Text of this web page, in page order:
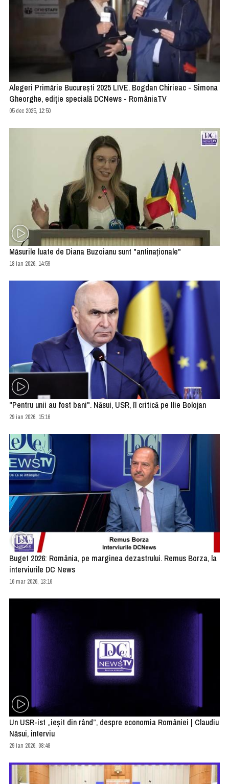
Alegeri Primărie București 2025 LIVE. Bogdan Chirieac - Simona
Gheorghe, ediție specială DCNews - RomâniaTV
05 dec 2025, 12:50
Măsurile luate de Diana Buzoianu sunt "antinaţionale"
18 ian 2026, 14:59
"Pentru unii au fost bani". Năsui, USR, îl critică pe Ilie Bolojan
29 ian 2026, 15:16
Buget 2026: România, pe marginea dezastrului. Remus Borza, la
interviurile DC News
16 mar 2026, 13:16
Un USR-ist „ieșit din rând”, despre economia României | Claudiu
Năsui, interviu
29 ian 2026, 08:48